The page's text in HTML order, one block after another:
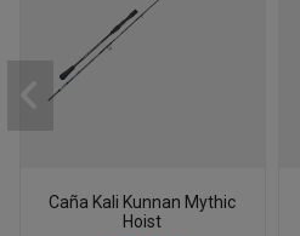
Caña Kali Kunnan Mythic
Hoist